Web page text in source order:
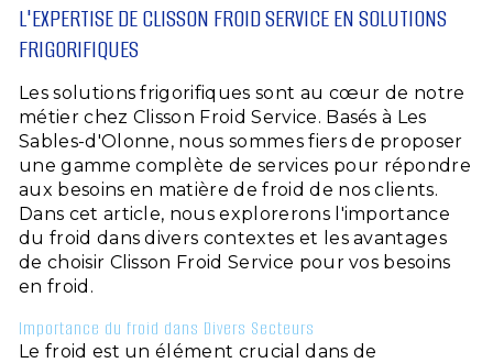
L'EXPERTISE DE CLISSON FROID SERVICE EN SOLUTIONS
FRIGORIFIQUES
Les solutions frigorifiques sont au cœur de notre
métier chez Clisson Froid Service. Basés à Les
Sables-d'Olonne, nous sommes fiers de proposer
une gamme complète de services pour répondre
aux besoins en matière de froid de nos clients.
Dans cet article, nous explorerons l'importance
du froid dans divers contextes et les avantages
de choisir Clisson Froid Service pour vos besoins
en froid.
Importance du froid dans Divers Secteurs
Le froid est un élément crucial dans de